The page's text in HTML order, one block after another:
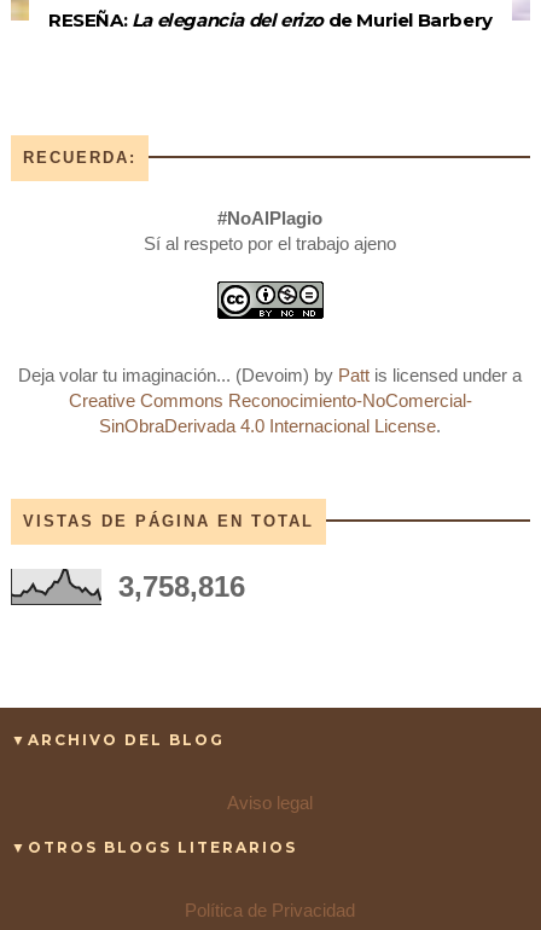
RESEÑA: La elegancia del erizode Muriel Barbery
RECUERDA:
#NoAlPlagio
Sí al respeto por el trabajo ajeno
Deja volar tu imaginación... (Devoim) by Patt is licensed under a
Creative Commons Reconocimiento-NoComercial-
SinObraDerivada 4.0 Internacional License.
VISTAS DE PÁGINA EN TOTAL
3,758,816
▼ARCHIVO DEL BLOG
Aviso legal
▼OTROS BLOGS LITERARIOS
Política de Privacidad